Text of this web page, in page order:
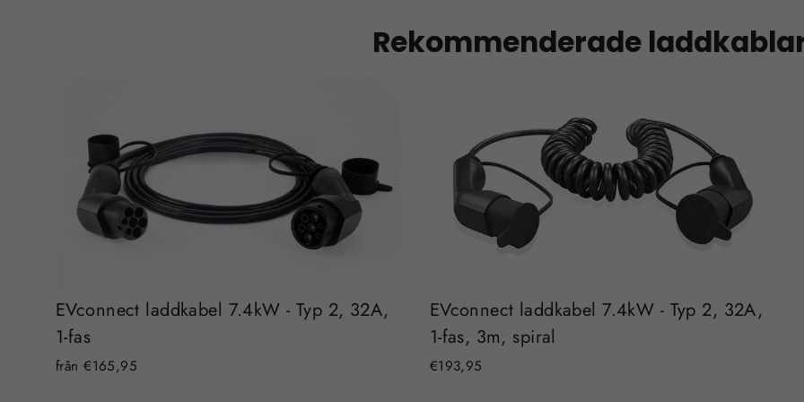
Rekommenderade
EVconnect laddkabel 7.4kW - Typ 2, 32A,
1-fas
från €165,95
EVconnect laddkabel 7.4kW - Typ 2, 32A,
1-fas, 3m, spiral
€193,95